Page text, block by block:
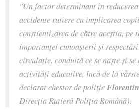
"Un factor determinant în
accidente rutiere cu implicarea
conștientizarea de către aceștia, pe
importanței cunoașterii și
circulație, conduită ce se naște și
activități educative, încă de la
declarat chestor de poliție
Direcția Rutieră Poliția Română).